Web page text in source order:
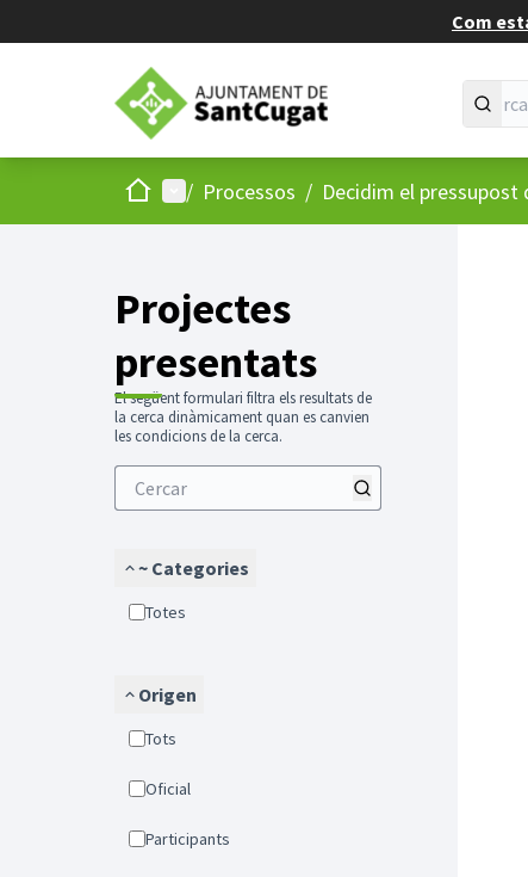
Com
Inici Menú principal
/ Processos / Decidim el pressupost
Projectes
presentats
El següent formulari filtra els resultats de
la cerca dinàmicament quan es canvien
les condicions de la cerca.
~ Categories
Totes
Origen
Tots
Oficial
Participants